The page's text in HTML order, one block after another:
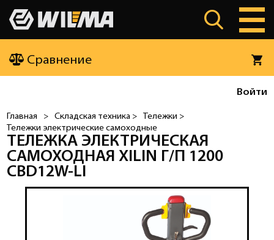
Сравнение
Войти
Главная > Складская техника >
Тележки >
Тележки электрические самоходные
ТЕЛЕЖКА ЭЛЕКТРИЧЕСКАЯ
САМОХОДНАЯ XILIN Г/П 1200
CBD12W-LI